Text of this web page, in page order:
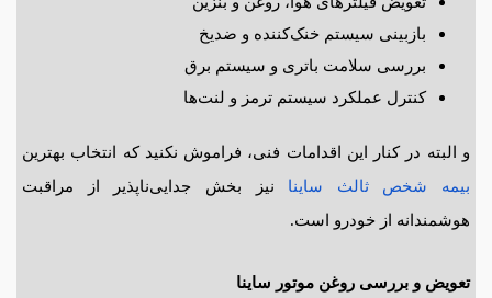
بازبینی سیستم خنک‌کننده و ضدیخ
بررسی سلامت باتری و سیستم برق
کنترل عملکرد سیستم ترمز و لنت‌ها
و البته در کنار این اقدامات فنی، فراموش نکنید که انتخاب بهترین
بیمه
شخص ثالث ساینا نیز بخش جدایی‌ناپذیر از مراقبت
هوشمندانه از خودرو است.
تعویض و بررسی روغن موتور ساینا